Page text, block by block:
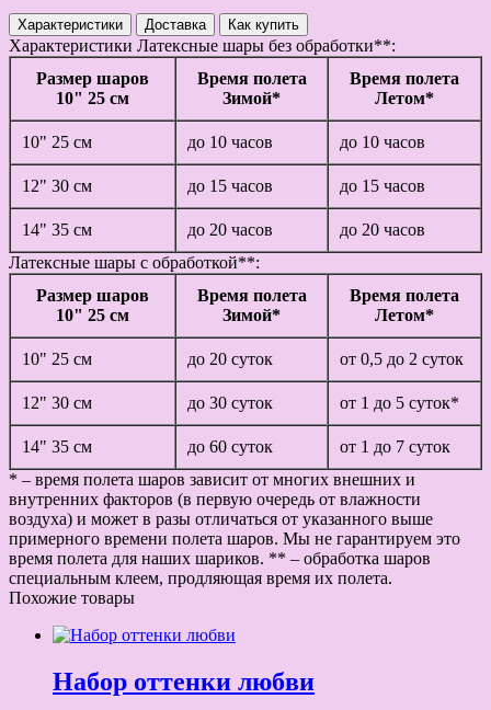
Характеристики Доставка Как купить
Характеристики Латексные шары без обработки**:
Размер шаров
10" 25 см
Время полета
Зимой*
Время полета
Летом*
10" 25 см до 10 часов до 10 часов
12" 30 см до 15 часов до 15 часов
14" 35 см до 20 часов
до 20 часов
Латексные шары с обработкой**:
Размер шаров
10" 25 см
Время полета
Зимой*
Время полета
Летом*
10" 25 см до 20 суток от 0,5 до 2 суток
12" 30 см до 30 суток от 1 до 5 суток*
14" 35 см до 60 суток
от 1 до 7 суток
* – время полета шаров зависит от многих внешних и
внутренних факторов (в первую очередь от влажности
воздуха) и может в разы отличаться от указанного выше
примерного времени полета шаров. Мы не гарантируем это
время полета для наших шариков. ** – обработка шаров
специальным клеем, продляющая время их полета.
Похожие товары
Набор оттенки любви